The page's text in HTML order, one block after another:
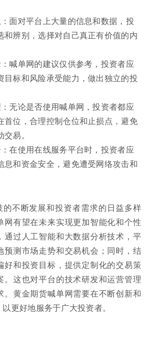
面对平台上大量的信息和数据，投
和辨别，选择对自己真正有价值的内
喊单网的建议仅供参考，投资者应
目标和风险承受能力，做出独立的投
无论是否使用喊单网，投资者都应
首位，合理控制仓位和止损点，避免
易。
在使用在线服务平台时，投资者应
息和资金安全，避免遭受网络攻击和
的不断发展和投资者需求的日益多样
网有望在未来实现更加智能化和个性
通过人工智能和大数据分析技术，平
预测市场走势和交易机会；同时，结
好和投资目标，提供定制化的交易策
。这也对平台的技术研发和运营管理
。黄金期货喊单网需要在不断创新和
更好地服务于广大投资者。